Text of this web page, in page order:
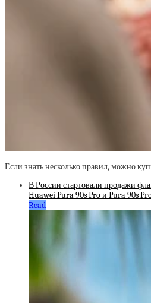
Если знать несколько правил, можно
В России стартовали продажи
Huawei Pura 90s Pro и Pura 90s
Read